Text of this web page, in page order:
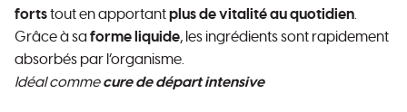
fortstout en apportantplus de vitalité au quotidien
Grâce à saforme liquide, les ingrédients sont rapidement
absorbés par l’organisme.
Idéal commecure de départ intensive